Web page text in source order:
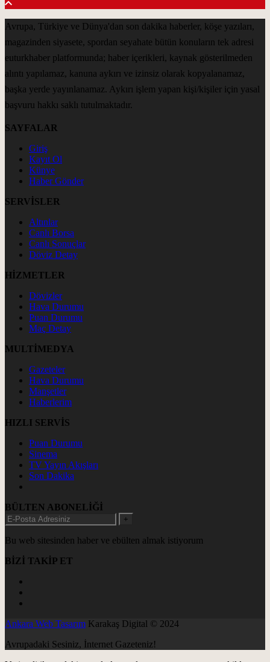
Avrupa, Türkiye ve Dünya'dan son dakika haberler, köşe yazıları,
magazinden siyasete, spordan seyahate bütün konuların tek adresi
euturkhaber platformunda; haber içerikleri, kaynak gösterilmeden
alıntı yapılamaz, kanuna aykırı ve izinsiz olarak kopyalanamaz,
başka yerde yayınlanamaz. Aykırı işlem yapan kişi/kişiler için yasal
başvuru hakkı saklı tutulmaktadır.
SAYFALAR
Giriş
Kayıt Ol
Künye
Haber Gönder
SERVİSLER
Altınlar
Canlı Borsa
Canlı Sonuçlar
Döviz Detay
HİZMETLER
Dövizler
Hava Durumu
Puan Durumu
Maç Detay
MULTİMEDYA
Gazeteler
Hava Durumu
Manşetler
Haberlerim
HIZLI SERVİS
Puan Durumu
Sinema
TV Yayın Akışları
Son Dakika
BÜLTEN ABONELİĞİ
+
Bu web sitesinden haber ve ebülten almak istiyorum
BİZİ TAKİP ET
Ankara Web Tasarım Karakaş Digital © 2024
Avrupadaki Sesiniz, İnternet Gazeteniz!